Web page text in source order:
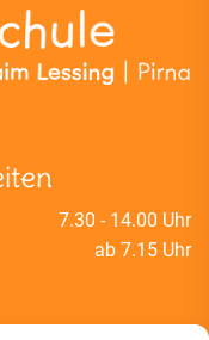
7.30 - 14.00 Uhr
ab 7.15 Uhr